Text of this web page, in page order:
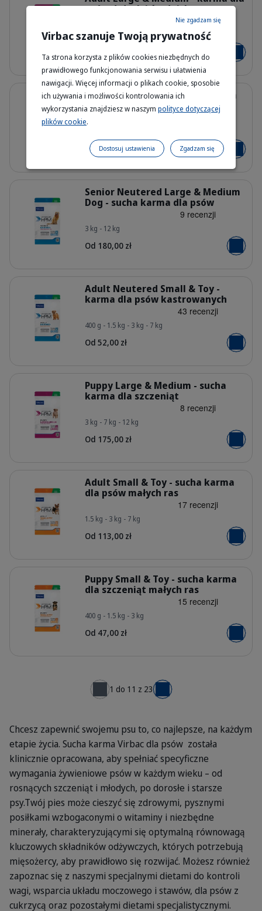
HQ_HPM_Packaging-without-
psów dużych i średnich
3 kg - 7 kg - 12 kg - 16 kg
Od 175,00 zł Dodaj
Junior Medium - sucha karma dla
młodych psów ras średnich
Od 175,00 zł
Szczegóły
Dodaj
Senior Neutered Large & Medium
Dog - sucha karma dla psów
3 kg - 12 kg
Od 180,00 zł Dodaj
HQ_HPM_Packaging-without-
Adult Neutered Small & Toy -
karma dla psów kastrowanych
400 g - 1.5 kg - 3 kg - 7 kg
Od 52,00 zł Dodaj
HQ_HPM_Packaging-without-
Puppy Large & Medium - sucha
karma dla szczeniąt
3 kg - 7 kg - 12 kg
Od 175,00 zł Dodaj
HQ_HPM_Packaging-without-
Adult Small & Toy - sucha karma
dla psów małych ras
1.5 kg - 3 kg - 7 kg
Od 113,00 zł Dodaj
HQ_HPM_Packaging-without-
Puppy Small & Toy - sucha karma
dla szczeniąt małych ras
400 g - 1.5 kg - 3 kg
Od 47,00 zł Dodaj
← Poprzednia
1 do 11 z 23
Dalej →
Chcesz zapewnić swojemu psu to, co najlepsze, na każdym
etapie życia. Sucha karma Virbac dla psów została
klinicznie opracowana, aby spełniać specyficzne
wymagania żywieniowe psów w każdym wieku – od
rosnących szczeniąt i młodych, po dorosłe i starsze
psy.Twój pies może cieszyć się zdrowymi, pysznymi
posiłkami wzbogaconymi o witaminy i niezbędne
minerały, charakteryzującymi się optymalną równowagą
kluczowych składników odżywczych, których potrzebują
mięsożercy, aby prawidłowo się rozwijać. Możesz również
zapoznac się z naszymi specjalnymi dietami do kontroli
wagi, wsparcia układu moczowego i stawów, dla psów z
cukrzycą oraz pozostałymi dietami specjalistycznymi.
Virbac szanuje Twoją prywatność
Ta strona korzysta z plików cookies niezbędnych do
prawidłowego funkcjonowania serwisu i ułatwienia
nawigacji. Więcej informacji o plikach cookie, sposobie
ich używania i możliwości kontrolowania ich
wykorzystania znajdziesz w naszym polityce dotyczącej
plików cookie.
Nie zgadzam się
Zgadzam się
Dostosuj ustawienia